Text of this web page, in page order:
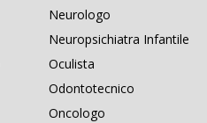
Neurologo
Neuropsichiatra Infantile
Oculista
Odontotecnico
Oncologo